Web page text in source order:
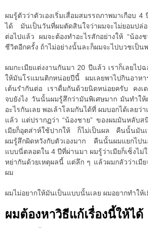
ผมรู้ตัวว่าตัวเองเริ่มเสื่อมสมรรถภาพมาเกือบ
ได้ มันเป็นวันที่ผมตัดสินใจว่าผมจะไม่ยอมปล่อ
ต่อไปแล้ว ผมจะต้องทำอะไรสักอย่างให้ “น้อง
ชีวิตอีกครั้ง ถ้าไม่อย่างนั้นละก็ผมจะไปบวชเป็น
ผมกะเมียแต่งงานกันมา 20 ปีแล้ว เราก็เลยไป
ให้มันโรแมนติกหน่อยปีนี้ ผมเลยพาไปกินอาห
เต้นรำกันต่อ เราดื่มกันด้วยนิดหน่อยครับ คงเ
จบยังไง วันนั้นผมรู้สึกว่ามันพิเศษมาก มันทำใ
อะไรกันเลย พอเล้าโลมกันได้ที่ ผมบอกได้เลยว่
แล้ว แต่ปรากฏว่า “น้องชาย” ของผมมันหลับส
เมียก็อุตส่าห์ใช้ปากให้ ก็ไม่เป็นผล คืนนั้นมันเ
ผมรู้สึกผิดหวังกับตัวเองมาก คืนนั้นผมแยกไ
แบบนี่ตลอดใน 4 ปีที่ผ่านมา ผมรู้ว่าเมียก็เซ็งไม่
หย่ากันด้วยเหตุผลนี้ แต่ลึก ๆ แล้วผมกลัวว่าเมี
ผม
ผมไม่อยากให้มันเป็นแบบนั้นเลย ผมอยากทำให้
ผมต้องหาวิธีแก้เรื่องนี้ให้ได้